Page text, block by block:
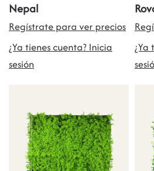
Nepal
Regístrate para ver precios
¿Ya tienes cuenta? Inicia
sesión
¿Ya